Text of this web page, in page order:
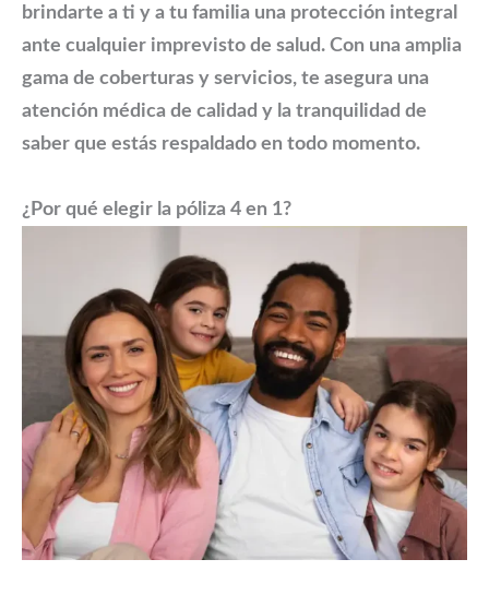
brindarte a ti y a tu familia una protección integral
ante cualquier imprevisto de salud. Con una amplia
gama de coberturas y servicios, te asegura una
atención médica de calidad y la tranquilidad de
saber que estás respaldado en todo momento.
¿Por qué elegir la póliza 4 en 1?